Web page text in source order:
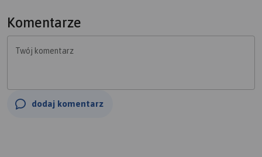
Komentarze
Twój komentarz
dodaj komentarz